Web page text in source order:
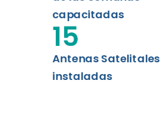
capacitadas
Antenas Satelitales
instaladas
15